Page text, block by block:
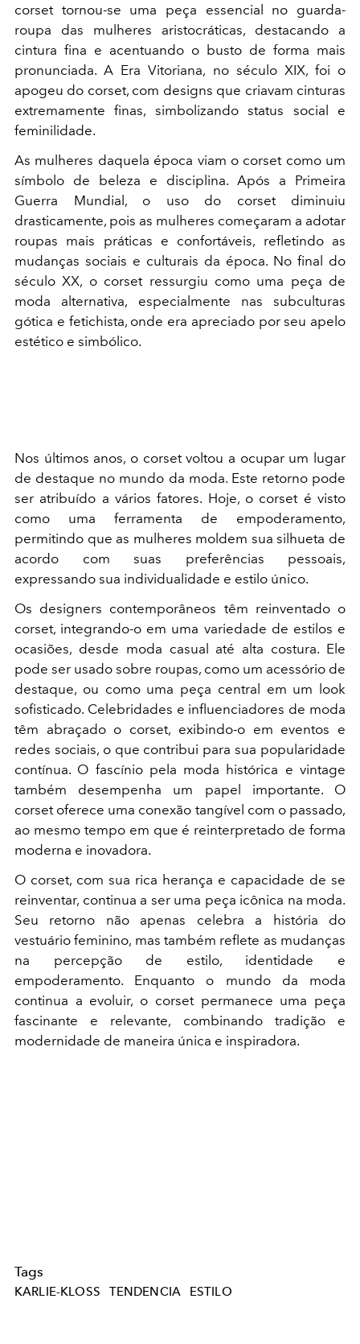
corset tornou-se uma peça essencial no guarda-
roupa das mulheres aristocráticas, destacando a
cintura fina e acentuando o busto de forma mais
pronunciada. A Era Vitoriana, no século XIX, foi o
apogeu do corset, com designs que criavam cinturas
extremamente finas, simbolizando status social e
feminilidade.
As mulheres daquela época viam o corset como um
símbolo de beleza e disciplina. Após a Primeira
Guerra Mundial, o uso do corset diminuiu
drasticamente, pois as mulheres começaram a adotar
roupas mais práticas e confortáveis, refletindo as
mudanças sociais e culturais da época. No final do
século XX, o corset ressurgiu como uma peça de
moda alternativa, especialmente nas subculturas
gótica e fetichista, onde era apreciado por seu apelo
estético e simbólico.
Nos últimos anos, o corset voltou a ocupar um lugar
de destaque no mundo da moda. Este retorno pode
ser atribuído a vários fatores. Hoje, o corset é visto
como uma ferramenta de empoderamento,
permitindo que as mulheres moldem sua silhueta de
acordo com suas preferências pessoais,
expressando sua individualidade e estilo único.
Os designers contemporâneos têm reinventado o
corset, integrando-o em uma variedade de estilos e
ocasiões, desde moda casual até alta costura. Ele
pode ser usado sobre roupas, como um acessório de
destaque, ou como uma peça central em um look
sofisticado. Celebridades e influenciadores de moda
têm abraçado o corset, exibindo-o em eventos e
redes sociais, o que contribui para sua popularidade
contínua. O fascínio pela moda histórica e vintage
também desempenha um papel importante. O
corset oferece uma conexão tangível com o passado,
ao mesmo tempo em que é reinterpretado de forma
moderna e inovadora.
O corset, com sua rica herança e capacidade de se
reinventar, continua a ser uma peça icônica na moda.
Seu retorno não apenas celebra a história do
vestuário feminino, mas também reflete as mudanças
na percepção de estilo, identidade e
empoderamento. Enquanto o mundo da moda
continua a evoluir, o corset permanece uma peça
fascinante e relevante, combinando tradição e
modernidade de maneira única e inspiradora.
Tags
KARLIE-KLOSS TENDENCIA ESTILO